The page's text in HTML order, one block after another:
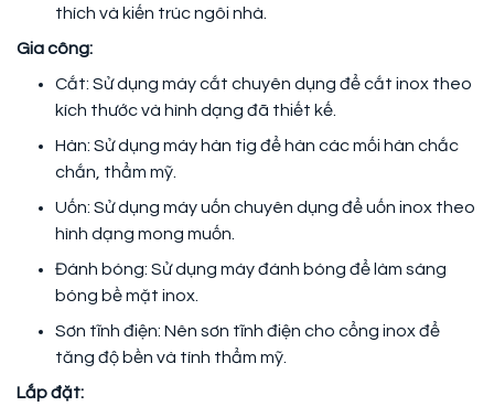
thích và kiến trúc ngôi nhà.
Gia công:
Cắt: Sử dụng máy cắt chuyên dụng để cắt inox theo
kích thước và hình dạng đã thiết kế.
Hàn: Sử dụng máy hàn tig để hàn các mối hàn chắc
chắn, thẩm mỹ.
Uốn: Sử dụng máy uốn chuyên dụng để uốn inox theo
hình dạng mong muốn.
Đánh bóng: Sử dụng máy đánh bóng để làm sáng
bóng bề mặt inox.
Sơn tĩnh điện: Nên sơn tĩnh điện cho cổng inox để
tăng độ bền và tính thẩm mỹ.
Lắp đặt: